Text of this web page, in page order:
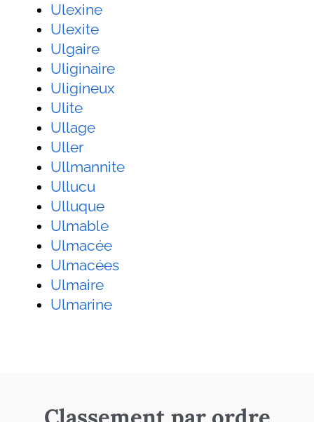
Ulexine
Ulexite
Ulgaire
Uliginaire
Uligineux
Ulite
Ullage
Uller
Ullmannite
Ullucu
Ulluque
Ulmable
Ulmacée
Ulmacées
Ulmaire
Ulmarine